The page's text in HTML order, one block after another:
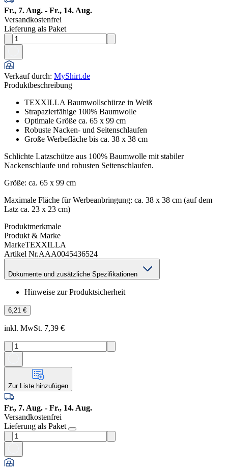
Fr., 7. Aug. - Fr., 14. Aug.
Versandkostenfrei
Lieferung als Paket
Verkauf durch: MyShirt.de
Produktbeschreibung
TEXXILLA Baumwollschürze in Weiß
Strapazierfähige 100% Baumwolle
Optimale Größe ca. 65 x 99 cm
Robuste Nacken- und Seitenschlaufen
Große Werbefläche bis ca. 38 x 38 cm
Schlichte Latzschütze aus 100% Baumwolle mit stabiler
Nackenschlaufe und robusten Seitenschlaufen.
Größe: ca. 65 x 99 cm
Maximale Fläche für Werbeanbringung: ca. 38 x 38 cm (auf dem
Latz ca. 23 x 23 cm)
Produktmerkmale
Produkt & Marke
MarkeTEXXILLA
Artikel Nr.AAA0045436524
Dokumente und zusätzliche Spezifikationen
Hinweise zur Produktsicherheit
6,21 €
inkl. MwSt. 7,39 €
Zur Liste hinzufügen
Fr., 7. Aug. - Fr., 14. Aug.
Versandkostenfrei
Lieferung als Paket